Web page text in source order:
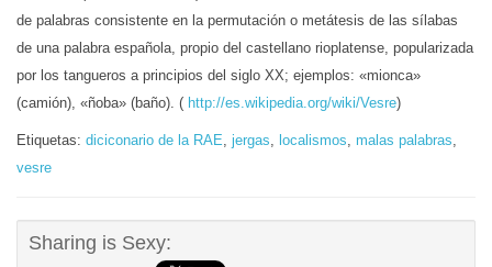
de palabras consistente en la permutación o metátesis de las sílabas
de una palabra española, propio del castellano rioplatense, popularizada
por los tangueros a principios del siglo XX; ejemplos: «mionca»
(camión), «ñoba» (baño). ( http://es.wikipedia.org/wiki/Vesre)
Etiquetas: diciconario de la RAE, jergas, localismos, malas palabras,
vesre
Sharing is Sexy: